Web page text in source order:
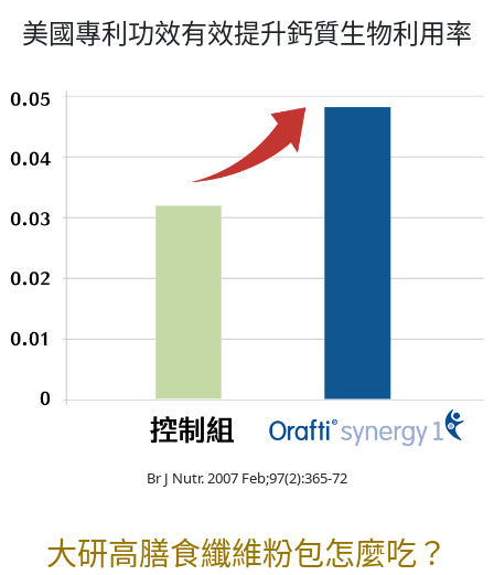
美國專利功效有效提升鈣質生物利用率
Br J Nutr. 2007 Feb;97(2):365-72
大研高膳食纖維粉包怎麼吃？